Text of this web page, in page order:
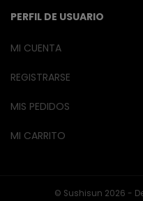
PERFIL DE USUARIO
MI CUENTA
REGISTRARSE
MIS PEDIDOS
MI CARRITO
© Sushisun 2026 -